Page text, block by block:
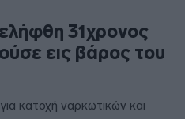
31χρονος
εις βάρος του
κατοχή ναρκωτικών και